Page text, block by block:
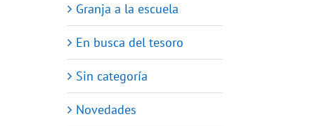
Granja a la escuela
En busca del tesoro
Sin categoría
Novedades